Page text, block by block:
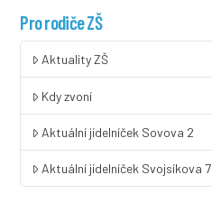
Pro rodiče ZŠ
Aktuality ZŠ
Kdy zvoní
Aktuální jídelníček Sovova 2
Aktuální jídelníček Svojsíkova 7